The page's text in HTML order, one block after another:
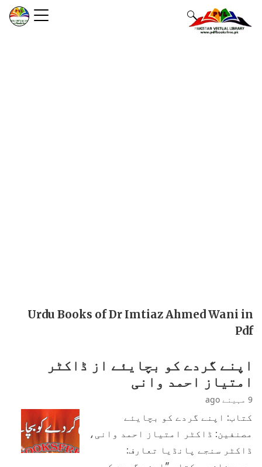
Urdu Books of Dr Imtiaz Ahmed Wani in
Pdf
اپنے گردے کو بچایئے از ڈاکٹر
امتیاز احمد وانی
9 مہینے ago
کتاب: اپنے گردے کو بچایئے
مصنفین: ڈاکٹر امتیاز احمد وانی،
ڈاکٹر سنجے پانڈیا تعارف: